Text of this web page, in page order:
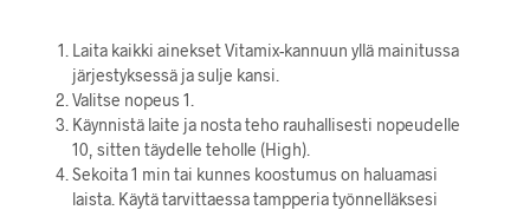
Laita kaikki ainekset Vitamix-kannuun yllä mainitussa
järjestyksessä ja sulje kansi.
Valitse nopeus 1.
Käynnistä laite ja nosta teho rauhallisesti nopeudelle
10, sitten täydelle teholle (High).
Sekoita 1 min tai kunnes koostumus on haluamasi
laista. Käytä tarvittaessa tampperia työnnelläksesi